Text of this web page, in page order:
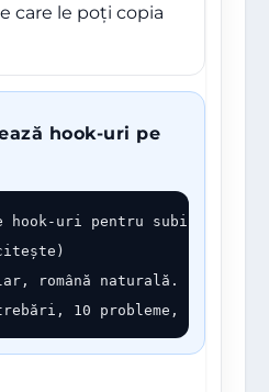
care le poți copia
hook-uri pe
hook-uri pentru subiectul:
română naturală.
10 probleme, 10 mini-